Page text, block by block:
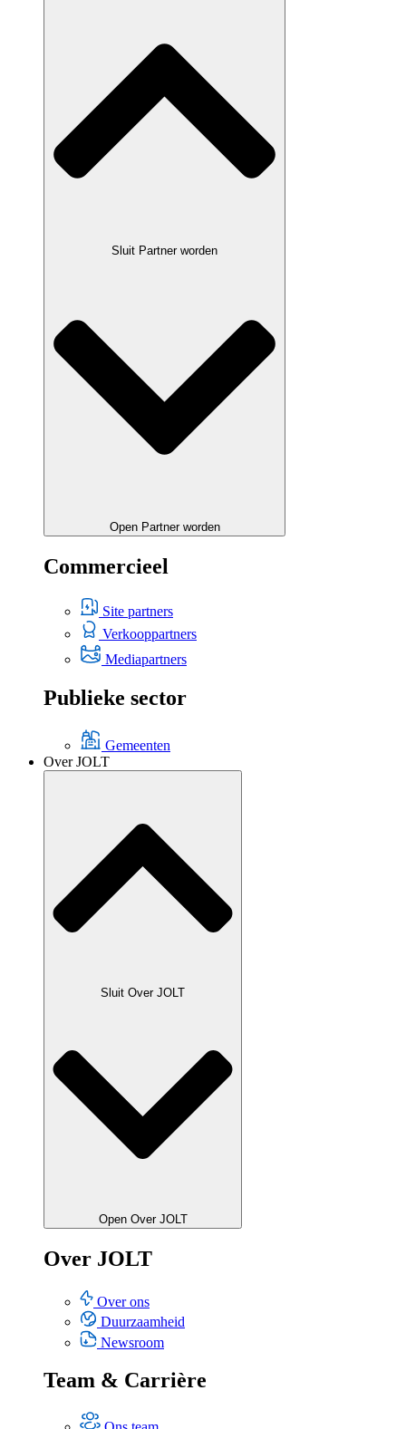
Sluit Partner worden
Open Partner worden
Commercieel
Site partners
Verkooppartners
Mediapartners
Publieke sector
Gemeenten
Over JOLT
Sluit Over JOLT
Open Over JOLT
Over JOLT
Over ons
Duurzaamheid
Newsroom
Team & Carrière